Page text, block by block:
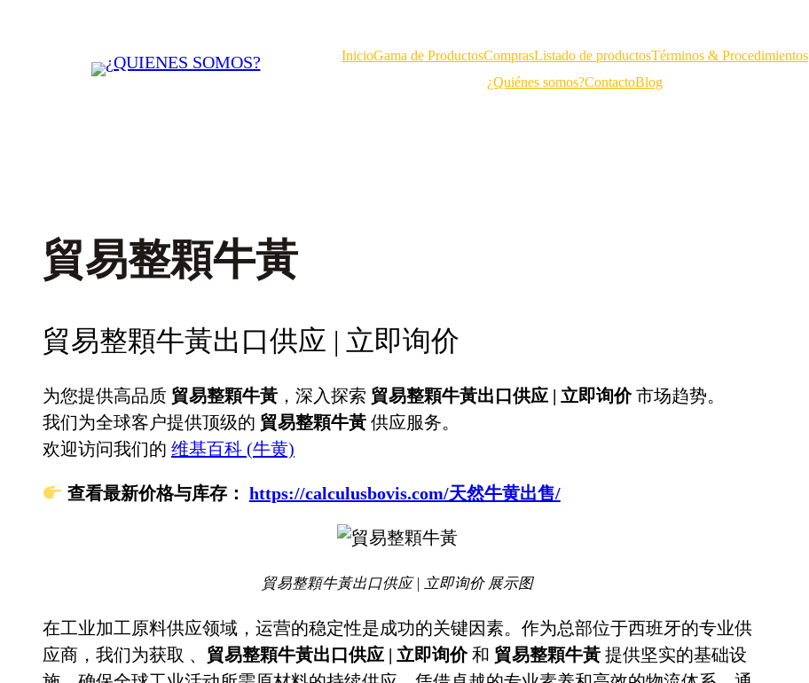
InicioGama de ProductosComprasListado de productosTérminos & Procedimientos
¿Quiénes somos?ContactoBlog
貿易整顆牛黃
貿易整顆牛黃出口供应 | 立即询价
为您提供高品质 貿易整顆牛黃 ，深入探索 貿易整顆牛黃出口供应 | 立即询价市场趋势。
我们为全球客户提供顶级的 貿易整顆牛黃 供应服务。
欢迎访问我们的 维基百科 (牛黄)
查看最新价格与库存： https://calculusbovis.com/天然牛黄出售/
貿易整顆牛黃出口供应 | 立即询价 展示图
在工业加工原料供应领域，运营的稳定性是成功的关键因素。作为总部位于西班牙的专业供
应商，我们为获取 、 貿易整顆牛黃出口供应 | 立即询价和 貿易整顆牛黃 提供坚实的基础设